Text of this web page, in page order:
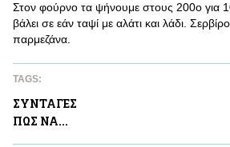
Στον φούρνο τα ψήνουμε στους 200ο για
βάλει σε εάν ταψί με αλάτι και λάδι.
παρμεζάνα.
TAGS:
ΣΥΝΤΑΓΕΣ
ΠΩΣ ΝΑ...